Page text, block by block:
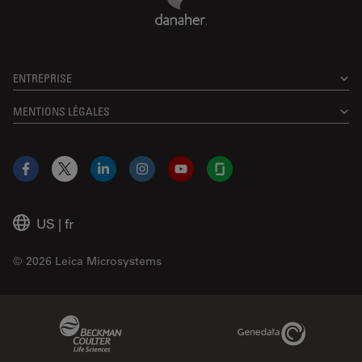
ENTREPRISE
MENTIONS LÉGALES
US | fr
© 2026 Leica Microsystems
Facebook
X LinkedInInstagramYouTubeGlassdoor
Genedata Link